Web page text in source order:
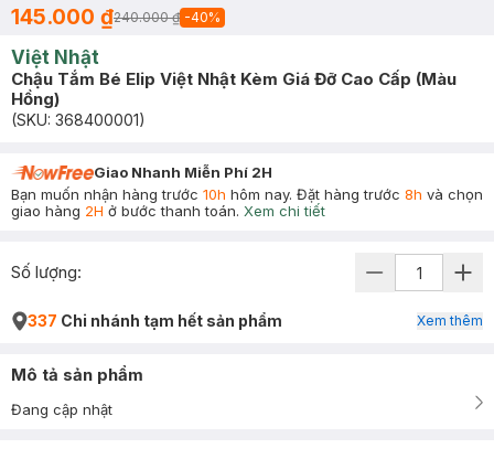
145.000 ₫240.000 ₫ -40%
Việt Nhật
Chậu Tắm Bé Elip Việt Nhật Kèm Giá Đỡ Cao Cấp (Màu
Hồng)
(SKU: 368400001)
Giao Nhanh Miễn Phí 2H
Bạn muốn nhận hàng trước 10h hôm nay. Đặt hàng trước 8h và chọn
giao hàng 2H ở bước thanh toán. Xem chi tiết
Số lượng:
337 Chi nhánh tạm hết sản phẩm Xem thêm
Mô tả sản phẩm
Đang cập nhật